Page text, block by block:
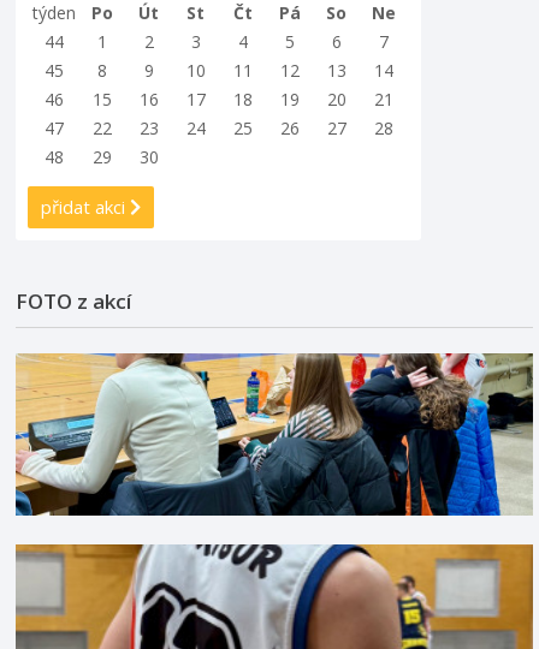
týden
Po Út St Čt Pá So
Ne
44
1 2 3 4 5 6
7
45
8 9 10 11 12 13
14
46
15 16 17 18 19 20
21
47
22 23 24 25 26 27
28
48
29 30
přidat akci
FOTO z akcí